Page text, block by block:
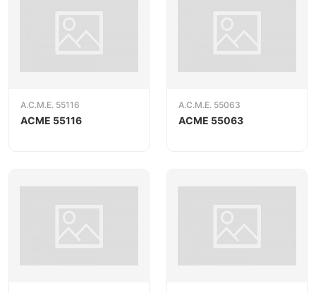
A.C.M.E. 55116
ACME 55116
A.C.M.E. 55063
ACME 55063